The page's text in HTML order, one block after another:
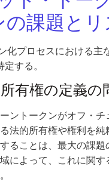
の課題とリ
化プロセスにおける主
する。
有権の定義の
ントークンがオフ・チ
法的所有権や権利を純
ることは、最大の課題
によって、これに関す